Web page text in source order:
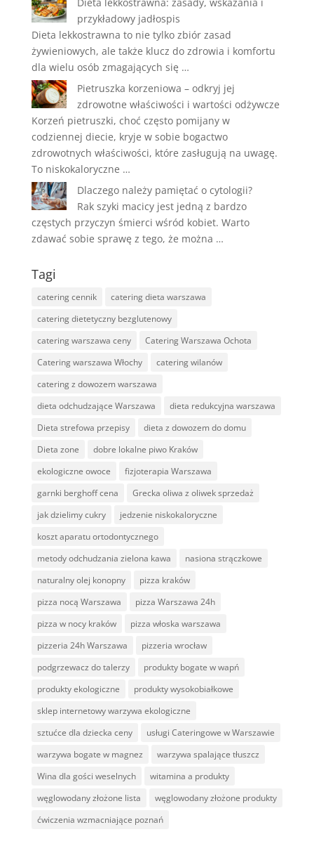
przykładowy jadłospis
Dieta lekkostrawna to nie tylko zbiór zasad
żywieniowych, ale także klucz do zdrowia i komfortu
dla wielu osób zmagających się …
Pietruszka korzeniowa – odkryj jej
zdrowotne właściwości i wartości odżywcze
Korzeń pietruszki, choć często pomijany w
codziennej diecie, kryje w sobie bogactwo
zdrowotnych właściwości, które zasługują na uwagę.
To niskokaloryczne …
Dlaczego należy pamiętać o cytologii?
Rak szyki macicy jest jedną z bardzo
częstych przyczyn śmierci wśród kobiet. Warto
zdawać sobie sprawę z tego, że można …
Tagi
catering cennik
catering dieta warszawa
catering dietetyczny bezglutenowy
catering warszawa ceny
Catering Warszawa Ochota
Catering warszawa Włochy
catering wilanów
catering z dowozem warszawa
dieta odchudzające Warszawa
dieta redukcyjna warszawa
Dieta strefowa przepisy
dieta z dowozem do domu
Dieta zone
dobre lokalne piwo Kraków
ekologiczne owoce
fizjoterapia Warszawa
garnki berghoff cena
Grecka oliwa z oliwek sprzedaż
jak dzielimy cukry
jedzenie niskokaloryczne
koszt aparatu ortodontycznego
metody odchudzania zielona kawa
nasiona strączkowe
naturalny olej konopny
pizza kraków
pizza nocą Warszawa
pizza Warszawa 24h
pizza w nocy kraków
pizza włoska warszawa
pizzeria 24h Warszawa
pizzeria wrocław
podgrzewacz do talerzy
produkty bogate w wapń
produkty ekologiczne
produkty wysokobiałkowe
sklep internetowy warzywa ekologiczne
sztućce dla dziecka ceny
usługi Cateringowe w Warszawie
warzywa bogate w magnez
warzywa spalające tłuszcz
Wina dla gości weselnych
witamina a produkty
węglowodany złożone lista
węglowodany złożone produkty
ćwiczenia wzmacniające poznań